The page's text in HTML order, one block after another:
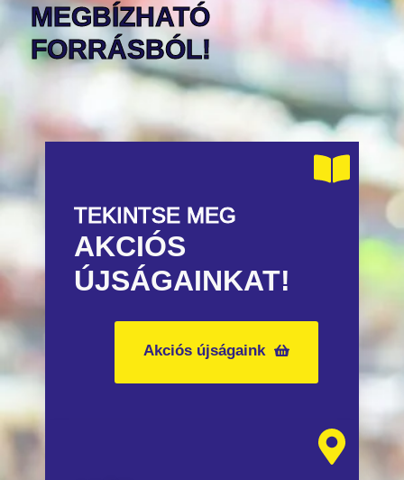
MEGBÍZHATÓ
FORRÁSBÓL!
TEKINTSE MEG
AKCIÓS
ÚJSÁGAINKAT!
Akciós újságaink